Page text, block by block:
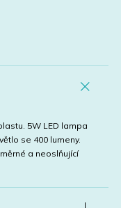
5W LED lampa
se 400 lumeny.
a neoslňující